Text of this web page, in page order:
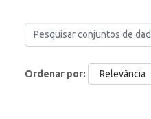
Ordenar por